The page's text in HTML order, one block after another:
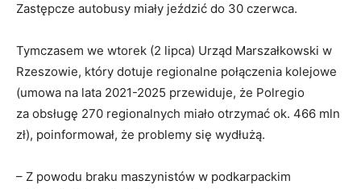
Zastępcze autobusy miały jeździć do 30 czerwca.
Tymczasem we wtorek (2 lipca) Urząd Marszałkowski w
Rzeszowie, który dotuje regionalne połączenia kolejowe
(umowa na lata 2021-2025 przewiduje, że Polregio
za obsługę 270 regionalnych miało otrzymać ok. 466 mln
zł), poinformował, że problemy się wydłużą.
– Z powodu braku maszynistów w podkarpackim